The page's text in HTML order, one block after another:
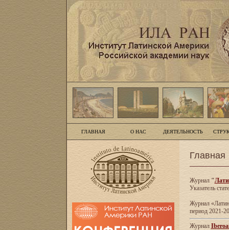
ГЛАВНАЯ О НАС ДЕЯТЕЛЬНОСТЬ
Главная
Журнал"
Указатель
Журнал
период 2021-
Журнал